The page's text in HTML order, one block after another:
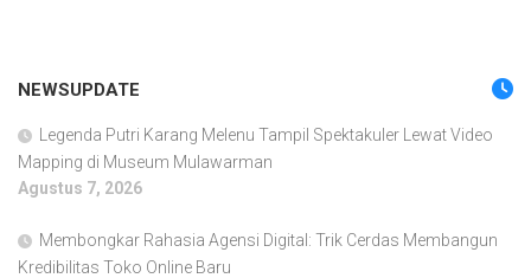
NEWSUPDATE
Legenda Putri Karang Melenu Tampil Spektakuler Lewat Video
Mapping di Museum Mulawarman
Agustus 7, 2026
Membongkar Rahasia Agensi Digital: Trik Cerdas Membangun
Kredibilitas Toko Online Baru